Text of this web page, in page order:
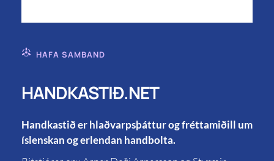
HAFA SAMBAND
HANDKASTIÐ.NET
Handkastið er hlaðvarpsþáttur og fréttamiðill um
íslenskan og erlendan handbolta.